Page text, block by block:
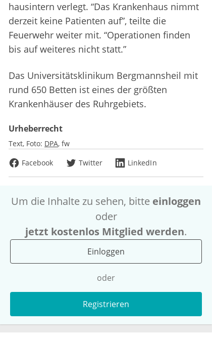
hausintern verlegt. “Das Krankenhaus nimmt
derzeit keine Patienten auf”, teilte die
Feuerwehr weiter mit. “Operationen finden
bis auf weiteres nicht statt.”
Das Universitätsklinikum Bergmannsheil mit
rund 650 Betten ist eines der größten
Krankenhäuser des Ruhrgebiets.
Urheberrecht
Text, Foto: DPA fw
Facebook
Twitter LinkedIn
Um die Inhalte zu sehen, bitte einloggen
oder
jetzt kostenlos Mitglied werden.
Einloggen
oder
Registrieren